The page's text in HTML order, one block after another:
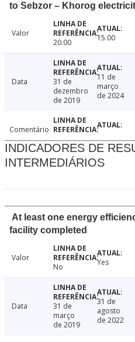
to Sebzor – Khorog
Valor
20.00
15.00
Data
31 de
dezembro
de 2019
11 de
março
de 2024
Comentário
INDICADORES DE
INTERMEDIÁRIOS
At least one energy
facility completed
Valor
No
Yes
Data
31 de
março
de 2019
31 de
agosto
de 2022